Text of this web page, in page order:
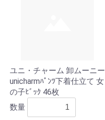
ユニ・チャーム 卸ムーニー
unicharmﾊﾟﾝﾂ下着仕立て 女
の子ﾋﾞｯｸ 46枚
数量